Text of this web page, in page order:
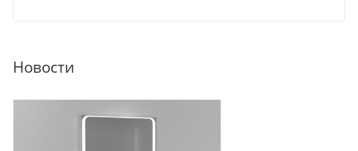
Новости